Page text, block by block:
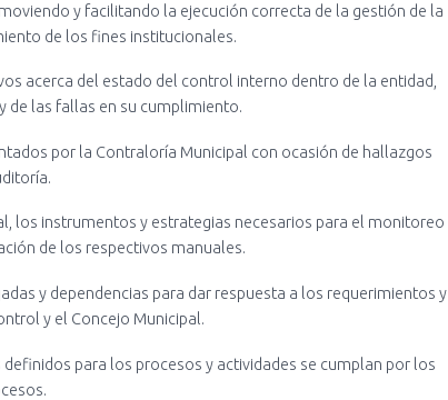
y facilitando la ejecución correcta de la gestión de la
de los fines institucionales.
acerca del estado del control interno dentro de la entidad,
de las fallas en su cumplimiento.
por la Contraloría Municipal con ocasión de hallazgos
los instrumentos y estrategias necesarios para el monitoreo
de los respectivos manuales.
y dependencias para dar respuesta a los requerimientos y
y el Concejo Municipal.
para los procesos y actividades se cumplan por los